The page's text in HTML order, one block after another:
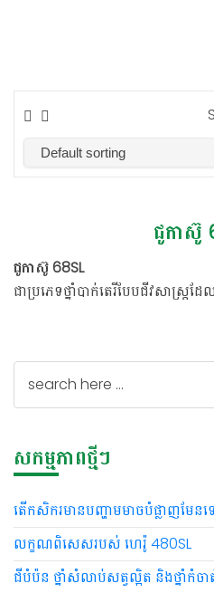
ជូកាស៊ូ
ជូកាស៊ូ 68SL
ជាប្រភេទថ្នាំបាក់តេរីបែបជីវសាស្ត្រដ
ផ្សិត បាក់តេរីយ៉ាងល្អ ហើយក៏មានតួ
រុក្ខជាតិផងដែរ។
សកម្ម
ការវេចខ្ចប់
– ដបជ័រផ្លាស្ទិច
ចំណុះ
– 500 ម.ល
សកម្មភាពថ្មីៗ
តើកសិករមានបញ្ហាមមាចបំផ្លាញមែ
លក្ខណពិសេសរបស់ ហេរ៉ូ 480SL
ជីបំប៉ន ថ្នាំសំលាប់សត្វល្អិត និងថ្នាំកំច